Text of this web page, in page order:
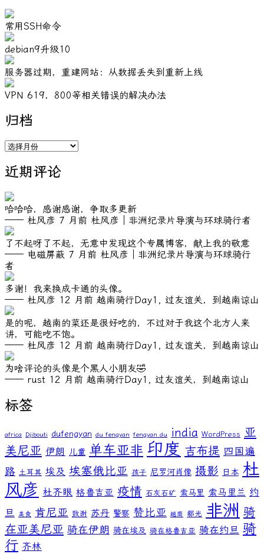
常用SSH命令
debian9升级10
服务器过期，重建网站：从数据丢失到重新上线
VPN 619，800等相关错误的解决办法
归档
归
近期评论
哈哈哈，感谢感谢，争取多更新
—— 杜风彦 7 月前 杜风彦｜非洲纪录片导演与环球骑行者
了不起呀了不起，无意中发现这个专属博客，献上我的敬意
—— 电磁屏蔽 7 月前 杜风彦｜非洲纪录片导演与环球骑行
者
多谢！我来换成卡通的头像。
—— 杜风彦 12 月前 越南骑行Day1, 过友谊关，到越南谅山
是的呢，越南的菜还是很好吃的，不过对于我这个北方人来
讲，可能吃不饱。
—— 杜风彦 12 月前 越南骑行Day1, 过友谊关，到越南谅山
为啥评论的头像是个黑人小朋友🤣
—— rust 12 月前 越南骑行Day1, 过友谊关，到越南谅山
标签
africa Djibouti dufengyan du fengyan fengyan du india WordPress 亚
美尼亚 伊朗 儿童 单车亚非 印度 吉布提 四国遍
路 土耳其 埃及 埃塞俄比亚 孩子 尼罗河肖像 摄影 日本 杜
风彦 杜齐眼 格鲁吉亚 疫情 石灰石矿 索马里 索马里兰 约
旦
美食 肯尼亚 致谢 苏丹 警察 赞比亚 越南 郗光 非洲 骑
在亚美尼亚 骑在伊朗 骑在埃及 骑在格鲁吉亚 骑在约旦 骑
行 齐林